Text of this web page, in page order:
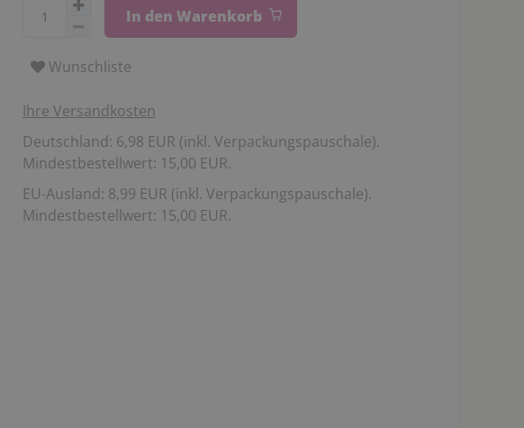
In den Warenkorb
Wunschliste
Ihre Versandkosten
Deutschland: 6,98 EUR (inkl. Verpackungspauschale).
Mindestbestellwert: 15,00 EUR.
EU-Ausland: 8,99 EUR (inkl. Verpackungspauschale).
Mindestbestellwert: 15,00 EUR.